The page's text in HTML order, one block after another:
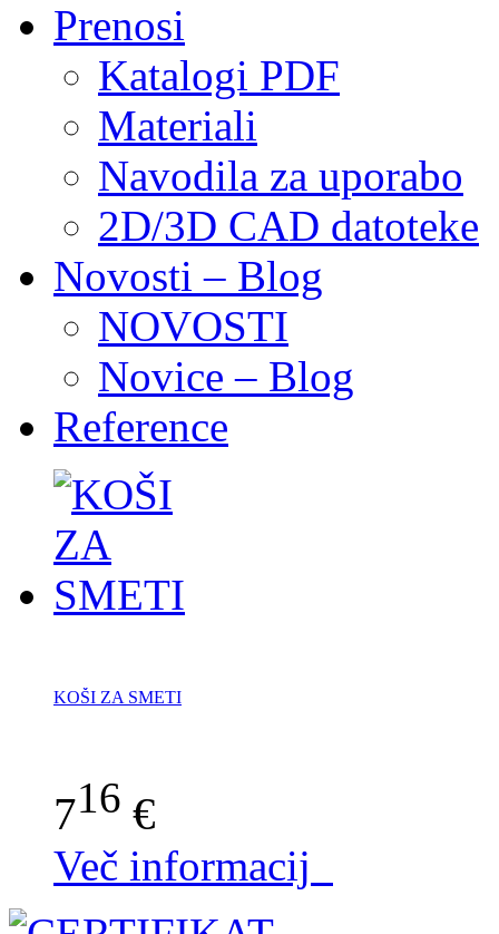
Prenosi
Katalogi PDF
Materiali
Navodila za uporabo
2D/3D CAD datoteke
Novosti – Blog
NOVOSTI
Novice – Blog
Reference
KOŠI ZA SMETI
716 €
Več informacij